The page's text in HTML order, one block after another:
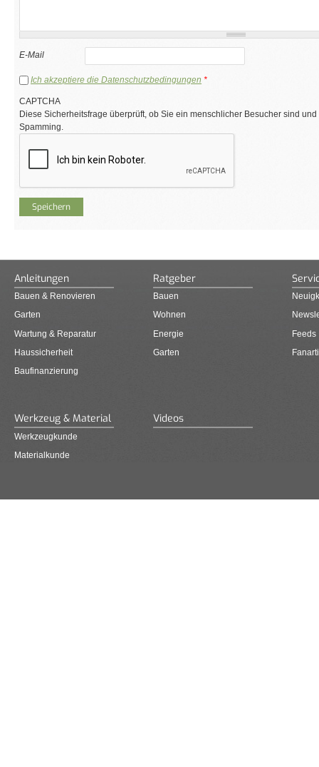
E-Mail
Ich akzeptiere die Datenschutzbedingungen *
CAPTCHA
Diese Sicherheitsfrage überprüft, ob Sie ein menschlicher Besucher sind
Spamming.
Anleitungen
Bauen & Renovieren
Garten
Wartung & Reparatur
Haussicherheit
Baufinanzierung
Ratgeber
Bauen
Wohnen
Energie
Garten
Feeds
Werkzeug & Material
Werkzeugkunde
Materialkunde
Videos